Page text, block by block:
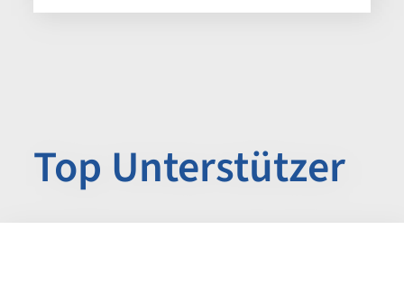
Top Unterstützer